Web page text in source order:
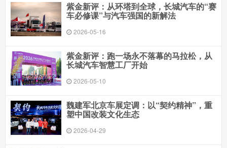
紫金新评：从环塔到全球，长城汽车的“赛
车必修课”与汽车强国的新解法
2026-05-16
紫金新评：跑一场永不落幕的马拉松，从
长城汽车智慧工厂开始
2026-05-10
魏建军北京车展定调：以“契约精神”，重
塑中国改装文化生态
2026-04-29